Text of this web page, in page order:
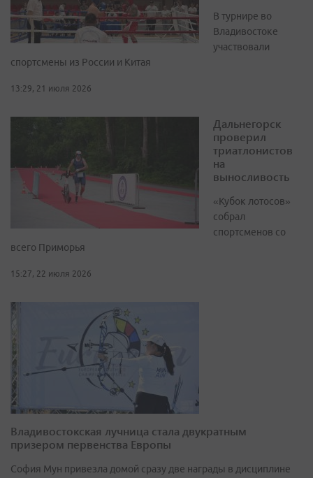
В турнире во
Владивостоке
участвовали
спортсмены из России и Китая
13:29, 21 июля 2026
Дальнегорск
проверил
триатлонистов
на
выносливость
«Кубок лотосов»
собрал
спортсменов со
всего Приморья
15:27, 22 июля 2026
Владивостокская лучница стала двукратным
призером первенства Европы
София Мун привезла домой сразу две награды в дисциплине